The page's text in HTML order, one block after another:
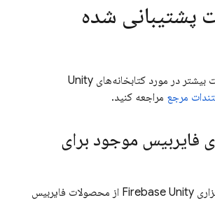
پشتیبانی شده
برای کسب اطلاعات بیشتر در مورد کتابخانه‌های Unity
مرجع مراجعه کنید.
فایربیس موجود برای
Firebase Unity
از محصولات فایربیس